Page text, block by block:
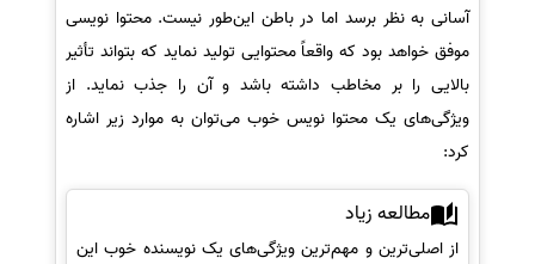
آسانی به نظر برسد اما در باطن این‌طور نیست. محتوا نویسی
موفق خواهد بود که واقعاً محتوایی تولید نماید که بتواند تأثیر
بالایی را بر مخاطب داشته باشد و آن را جذب نماید. از
ویژگی‌های یک محتوا نویس خوب می‌توان به موارد زیر اشاره
کرد:
مطالعه زیاد
از اصلی‌ترین و مهم‌ترین ویژگی‌های یک نویسنده خوب این